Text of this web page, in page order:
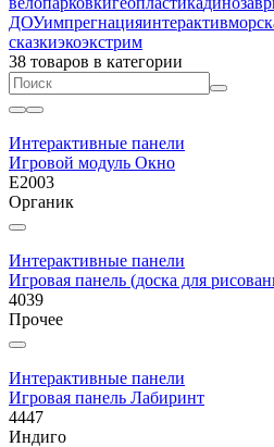
ДОУимпрегнацияинтерактив
сказкиэкоэкстрим
38 товаров в категории
Интерактивные панели
Игровой модуль Окно
E2003
Органик
Интерактивные панели
Игровая панель (доска для
4039
Прочее
Интерактивные панели
Игровая панель Лабиринт
4447
Индиго